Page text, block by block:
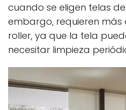
cuando se eligen telas
embargo, requieren
roller, ya que la tela
necesitar limpieza